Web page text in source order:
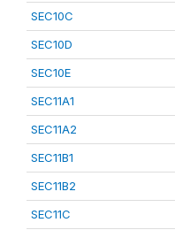
SEC10C
SEC10D
SEC10E
SEC11A1
SEC11A2
SEC11B1
SEC11B2
SEC11C